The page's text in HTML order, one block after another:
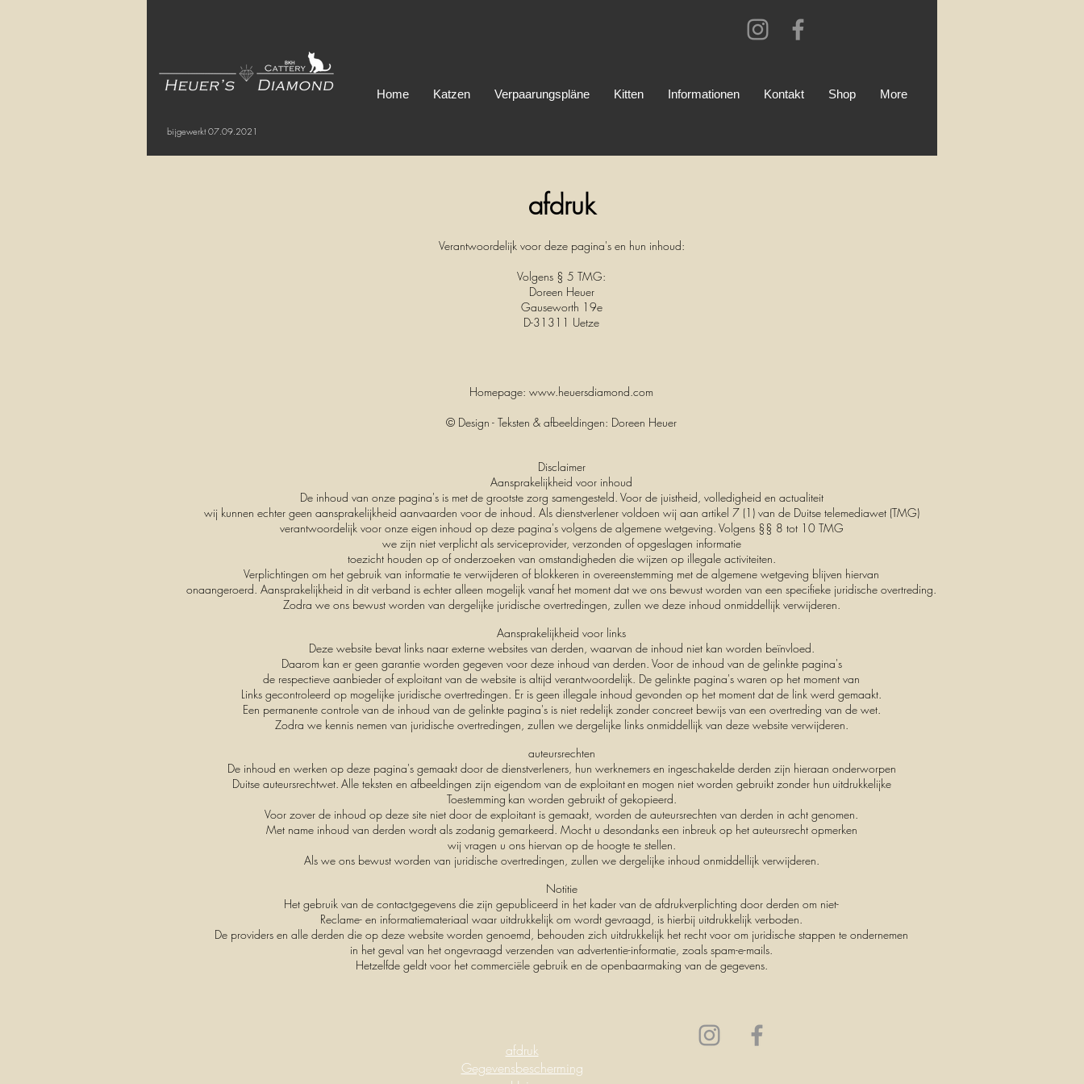
Home Katzen Verpaarungspläne Kitten Informationen Kontakt Shop More
bijgewerkt 07.09.2021
afdruk
Verantwoordelijk voor deze pagina's en hun inhoud:
Volgens § 5 TMG:
Doreen Heuer
Gauseworth 19e
D-31311 Uetze
Homepage: www.heuersdiamond.com
© Design - Teksten & afbeeldingen: Doreen Heuer
Disclaimer
Aansprakelijkheid voor inhoud
De inhoud van onze pagina's is met de grootste zorg samengesteld. Voor de juistheid, volledigheid en actualiteit
wij kunnen echter geen aansprakelijkheid aanvaarden voor de inhoud. Als dienstverlener voldoen wij aan artikel 7 (1) van de Duitse telemediawet (TMG)
verantwoordelijk voor onze eigen inhoud op deze pagina's volgens de algemene wetgeving. Volgens §§ 8 tot 10 TMG
we zijn niet verplicht als serviceprovider, verzonden of opgeslagen informatie
toezicht houden op of onderzoeken van omstandigheden die wijzen op illegale activiteiten.
Verplichtingen om het gebruik van informatie te verwijderen of blokkeren in overeenstemming met de algemene wetgeving blijven hiervan
onaangeroerd. Aansprakelijkheid in dit verband is echter alleen mogelijk vanaf het moment dat we ons bewust worden van een specifieke juridische overtreding.
Zodra we ons bewust worden van dergelijke juridische overtredingen, zullen we deze inhoud onmiddellijk verwijderen.
Aansprakelijkheid voor links
Deze website bevat links naar externe websites van derden, waarvan de inhoud niet kan worden beïnvloed.
Daarom kan er geen garantie worden gegeven voor deze inhoud van derden. Voor de inhoud van de gelinkte pagina's
de respectieve aanbieder of exploitant van de website is altijd verantwoordelijk. De gelinkte pagina's waren op het moment van
Links gecontroleerd op mogelijke juridische overtredingen. Er is geen illegale inhoud gevonden op het moment dat de link werd gemaakt.
Een permanente controle van de inhoud van de gelinkte pagina's is niet redelijk zonder concreet bewijs van een overtreding van de wet.
Zodra we kennis nemen van juridische overtredingen, zullen we dergelijke links onmiddellijk van deze website verwijderen.
auteursrechten
De inhoud en werken op deze pagina's gemaakt door de dienstverleners, hun werknemers en ingeschakelde derden zijn hieraan onderworpen
Duitse auteursrechtwet. Alle teksten en afbeeldingen zijn eigendom van de exploitanten mogen niet worden gebruikt zonder hun uitdrukkelijke
Toestemming kan worden gebruikt of gekopieerd.
Voor zover de inhoud op deze site niet door de exploitant is gemaakt, worden de auteursrechten van derden in acht genomen.
Met name inhoud van derden wordt als zodanig gemarkeerd. Mocht u desondanks een inbreuk op het auteursrecht opmerken
wij vragen u ons hiervan op de hoogte te stellen.
Als we ons bewust worden van juridische overtredingen, zullen we dergelijke inhoud onmiddellijk verwijderen.
Notitie
Het gebruik van de contactgegevens die zijn gepubliceerd in het kader van de afdrukverplichting door derden om niet-
Reclame- en informatiemateriaal waar uitdrukkelijk om wordt gevraagd, is hierbij uitdrukkelijk verboden.
De providers en alle derden die op deze website worden genoemd, behouden zich uitdrukkelijk het recht voor om juridische stappen te ondernemen
in het geval van het ongevraagd verzenden van advertentie-informatie, zoals spam-e-mails.
Hetzelfde geldt voor het commerciële gebruik en de openbaarmaking van de gegevens.
afdruk
Gegevensbescherming